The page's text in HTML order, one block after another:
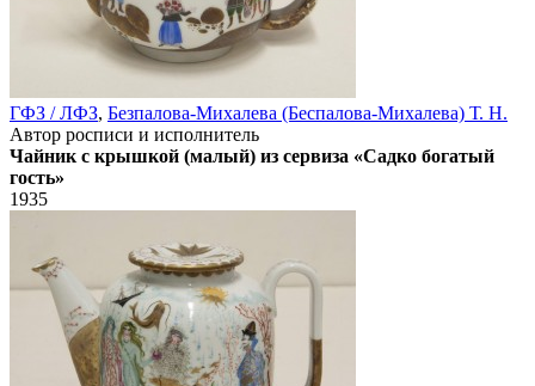
ГФЗ / ЛФЗ, Безпалова-Михалева (Беспалова-Михалева) Т. Н.
Автор росписи и исполнитель
Чайник с крышкой (малый) из сервиза «Садко богатый
гость»
1935